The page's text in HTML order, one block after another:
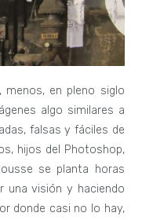
menos, en pleno siglo
algo similares a
falsas y fáciles de
hijos del Photoshop,
se planta horas
una visión y haciendo
donde casi no lo hay,